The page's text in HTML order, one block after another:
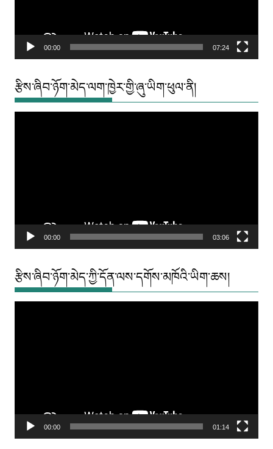
00:00 07:24
རྩིས་ཞིབ་ཉོག་མེད་ལག་ཁྱེར་གྱི་ཞུ་ཡིག་ཕུལ་ནི།
00:00 03:06
རྩིས་ཞིབ་ཉོག་མེད་ཀྱི་དོན་ལས་དགོས་མཁོའི་ཡིག་ཆས།
00:00 01:14